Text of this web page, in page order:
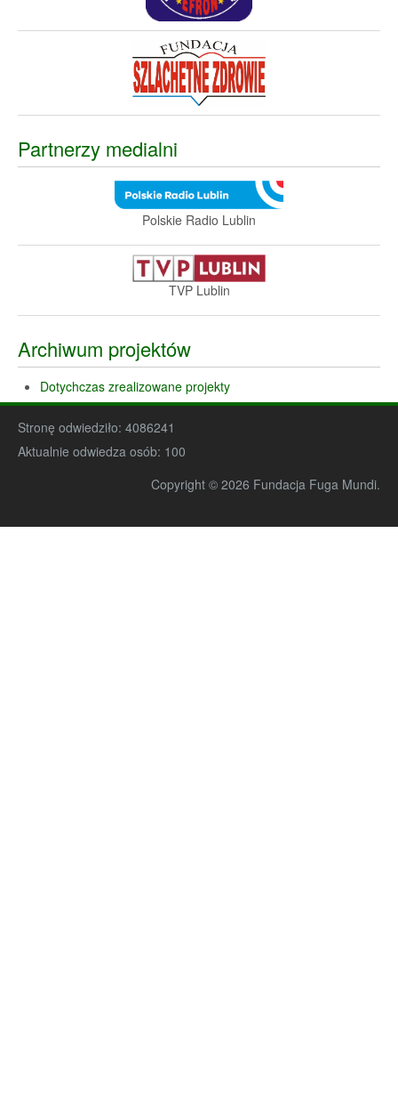
Partnerzy medialni
Polskie Radio Lublin
TVP Lublin
Archiwum projektów
Dotychczas zrealizowane projekty
Stronę odwiedziło: 4086241
Aktualnie odwiedza osób: 100
Copyright © 2026 Fundacja Fuga Mundi.